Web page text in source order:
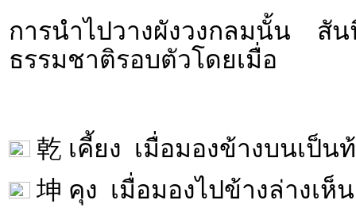
การนำไปวางผังวงกลมนั้น สั
ธรรมชาติรอบตัวโดยเมื่อ
乾 เคี้ยง เมื่อมองข้างบนเป็น
坤 คุง เมื่อมองไปข้างล่างเห็